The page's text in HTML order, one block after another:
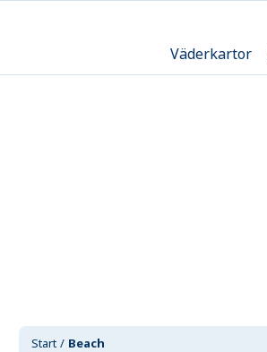
Väderkartor
Start
Beach